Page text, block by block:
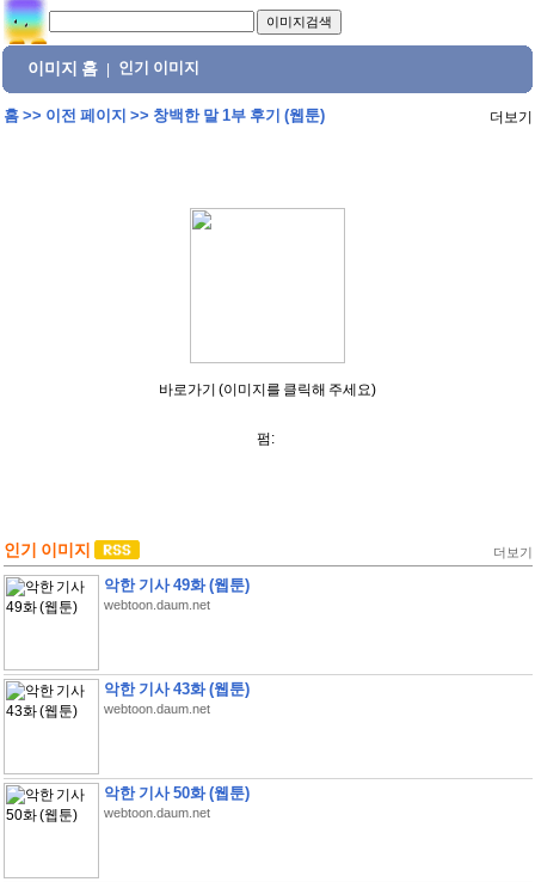
이미지 홈 인기 이미지
홈>> 이전 페이지 >> 창백한 말 1부 후기 (웹툰) 더보기
바로가기 (이미지를 클릭해 주세요)
펌:
인기 이미지 더보기
악한 기사 49화 (웹툰)
webtoon.daum.net
악한 기사 43화 (웹툰)
webtoon.daum.net
악한 기사 50화 (웹툰)
webtoon.daum.net